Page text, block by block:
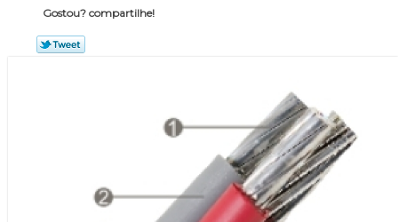
Gostou? compartilhe!